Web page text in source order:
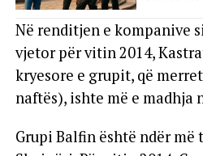
Në renditjen e kompanive
vjetor për vitin 2014,
kryesore e grupit, që
naftës), ishte më e madhja
Grupi Balfin është ndër më